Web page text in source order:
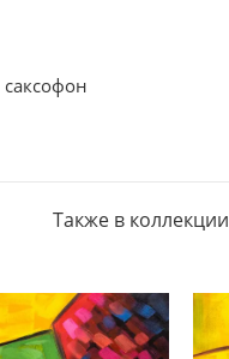
Также в коллекции